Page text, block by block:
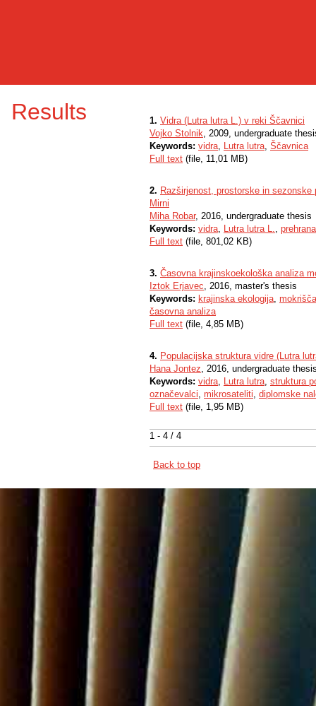
Results
1 - 4 / 4
1. Vidra (Lutra lutra L.) v reki Ščavnici
Vojko Stolnik, 2009, undergraduate
Keywords: vidra, Lutra lutra, Ščavnica
Full text (file, 11,01 MB)
2. Razširjenost, prostorske in
Mirni
Miha Robar, 2016, undergraduate thesis
Keywords: vidra, Lutra lutra L., prehrana
Full text (file, 801,02 KB)
3. Časovna krajinskoekološka analiza
Iztok Erjavec, 2016, master's thesis
Keywords: krajinska ekologija, mokrišča
časovna analiza
Full text (file, 4,85 MB)
4. Populacijska struktura vidre (Lutra
Hana Jontez, 2016, undergraduate
Keywords: vidra, Lutra lutra, struktura
označevalci, mikrosateliti, diplomske
Full text (file, 1,95 MB)
Back to top